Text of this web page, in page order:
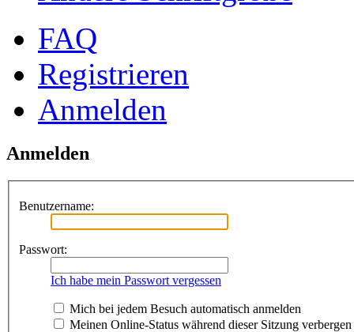
FAQ
Registrieren
Anmelden
Anmelden
Benutzername:
Passwort:
Ich habe mein Passwort vergessen
Mich bei jedem Besuch automatisch anmelden
Meinen Online-Status während dieser Sitzung verbergen